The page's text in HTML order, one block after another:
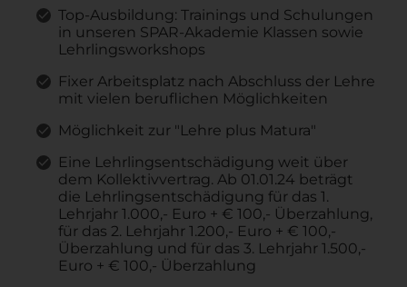
Top-Ausbildung: Trainings und Schulungen
in unseren SPAR-Akademie Klassen sowie
Lehrlingsworkshops
Fixer Arbeitsplatz nach Abschluss der Lehre
mit vielen beruflichen Möglichkeiten
Möglichkeit zur "Lehre plus Matura"
Eine Lehrlingsentschädigung weit über
dem Kollektivvertrag. Ab 01.01.24 beträgt
die Lehrlingsentschädigung für das 1.
Lehrjahr 1.000,- Euro + € 100,- Überzahlung,
für das 2. Lehrjahr 1.200,- Euro + € 100,-
Überzahlung und für das 3. Lehrjahr 1.500,-
Euro + € 100,- Überzahlung